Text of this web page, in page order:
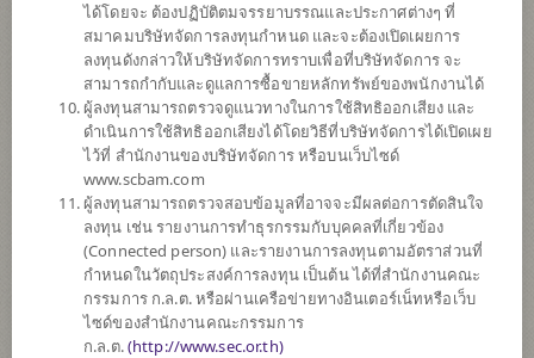
มูลค่าหน่วยลงทุน
15.6416
0.0381
ข้อมูล ณ วันที่ 31 มี.ค. 2569
*ตามสกุลเงินของกองทุน
ข้อมูลสรุป
ดาวน์โหลดเอกสาร
ได้โดยจะ ต้องปฏิบัติตมจรรยาบรรณและประกาศต่างๆ ที่
สมาคมบริษัทจัดการลงทุนกำหนด และจะต้องเปิดเผยการ
ลงทุนดังกล่าวให้บริษัทจัดการทราบเพื่อที่บริษัทจัดการ จะ
สามารถกำกับและดูแลการซื้อขายหลักทรัพย์ของพนักงานได้
ผู้ลงทุนสามารถตรวจดูแนวทางในการใช้สิทธิออกเสียง และ
ดำเนินการใช้สิทธิออกเสียงได้โดยวิธีที่บริษัทจัดการได้เปิดเผย
ไว้ที่ สำนักงานของบริษัทจัดการ หรือบนเว็บไซด์
www.scbam.com
ผู้ลงทุนสามารถตรวจสอบข้อมูลที่อาจจะมีผลต่อการตัดสินใจ
ลงทุน เช่น รายงานการทำธุรกรรมกับบุคคลที่เกี่ยวข้อง
(Connected person) และรายงานการลงทุนตามอัตราส่วนที่
กำหนดในวัตถุประสงค์การลงทุน เป็นต้น ได้ที่สำนักงานคณะ
กรรมการ ก.ล.ต. หรือผ่านเครือข่ายทางอินเตอร์เน็ทหรือเว็บ
ไซด์ของสำนักงานคณะกรรมการ
ก.ล.ต.(http://www.sec.or.th)